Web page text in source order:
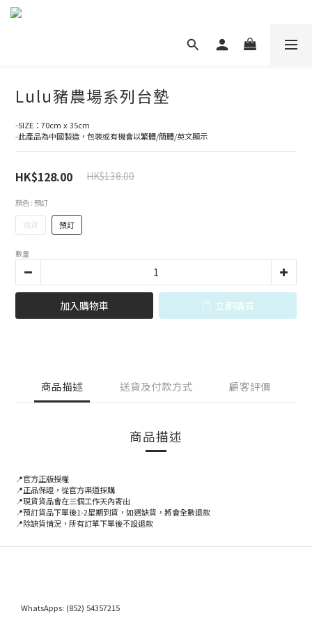
Lulu豬農場系列台墊
-SIZE：70cm x 35cm
-此產品為中國製造，包裝或有機會以繁體/簡體/英文顯示
HK$128.00 HK$138.00
顏色 : 預訂
現貨 預訂
數量
加入購物車 立即購買
商品描述 送貨及付款方式 顧客評價
商品描述
📍官方正版授權
📍正品保證，從官方渠道採購
📍現貨貨品會在三個工作天內寄出
📍預訂貨品下單後1-2星期到貨，如遇缺貨，將會全數退款
📍除缺貨情況，所有訂單下單後不設退款
WhatsApps: (852) 54357215